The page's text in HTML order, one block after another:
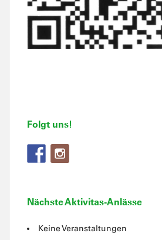
Folgt uns!
Nächste Aktivitas-Anlässe
Keine Veranstaltungen